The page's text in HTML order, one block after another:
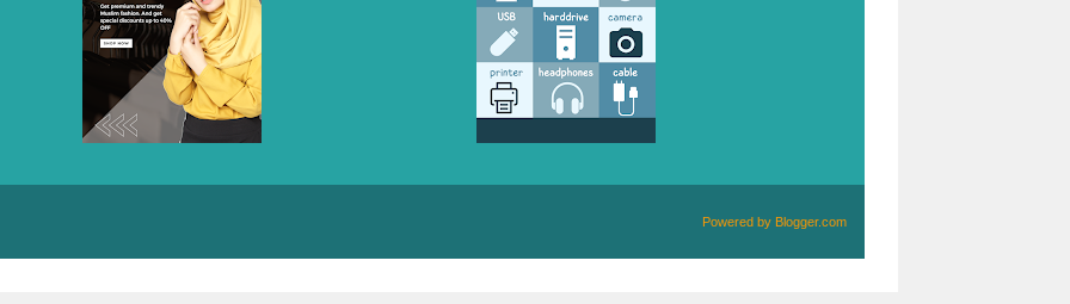
Powered by Blogger.com